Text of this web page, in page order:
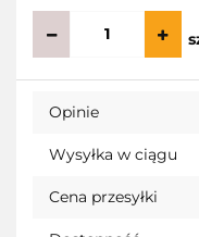
Opinie
Wysyłka w ciągu
Cena przesyłki